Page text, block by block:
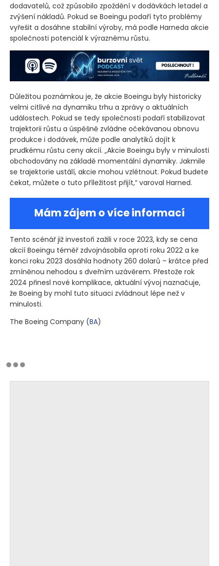
dodavatelů, což způsobilo zpoždění v dodávkách letadel a
zvýšení nákladů. Pokud se Boeingu podaří tyto problémy
vyřešit a dosáhne stabilní výroby, má podle Harneda akcie
společnosti potenciál k výraznému růstu.
Důležitou poznámkou je, že akcie Boeingu byly historicky
velmi citlivé na dynamiku trhu a zprávy o aktuálních
událostech. Pokud se tedy společnosti podaří stabilizovat
trajektorii růstu a úspěšně zvládne očekávanou obnovu
produkce i dodávek, může podle analytiků dojít k
prudkému růstu ceny akcií. „Akcie Boeingu byly v minulosti
obchodovány na základě momentální dynamiky. Jakmile
se trajektorie ustálí, akcie mohou vzlétnout. Pokud budete
čekat, můžete o tuto příležitost přijít,“ varoval Harned.
Mám zájem o více informací
Tento scénář již investoři zažili v roce 2023, kdy se cena
akcií Boeingu téměř zdvojnásobila oproti roku 2022 a ke
konci roku 2023 dosáhla hodnoty 260 dolarů – krátce před
zmíněnou nehodou s dveřním uzávěrem. Přestože rok
2024 přinesl nové komplikace, aktuální vývoj naznačuje,
že Boeing by mohl tuto situaci zvládnout lépe než v
minulosti.
The Boeing Company (BA)